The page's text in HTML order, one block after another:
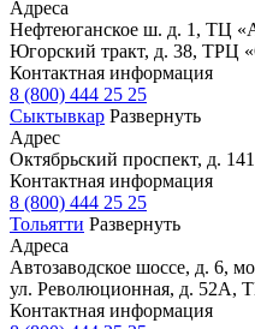
Адреса
Нефтеюганское ш. д. 1, ТЦ
Югорский тракт, д. 38, ТРЦ
Контактная информация
8 (800) 444 25 25
Сыктывкар Развернуть
Адрес
Октябрьский проспект, д.
Контактная информация
8 (800) 444 25 25
Тольятти Развернуть
Адреса
Автозаводское шоссе, д. 6,
ул. Революционная, д. 52А,
Контактная информация